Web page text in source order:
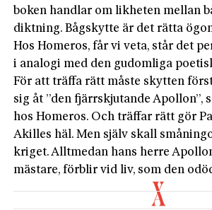
boken handlar om likheten mellan
diktning. Bågskytte är det rätta
Hos Homeros, får vi veta, står det
i analogi med den gudomliga
För att träffa rätt måste skytten
sig åt ”den fjärrskjutande Apollon”,
hos Homeros. Och träffar rätt gör
Akilles häl. Men själv skall
kriget. Alltmedan hans herre
mästare, förblir vid liv, som den